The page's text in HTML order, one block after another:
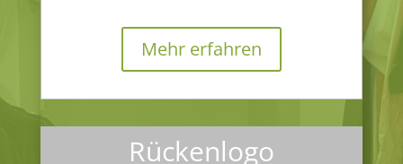
Mehr erfahren
Rückenlogo